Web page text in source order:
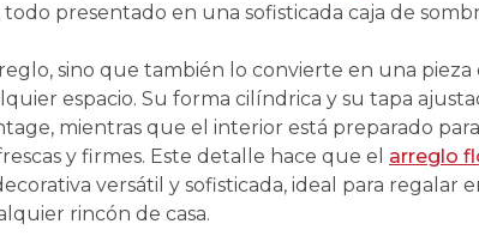
presentado en una sofisticada caja de
sino que también lo convierte en una pieza
espacio. Su forma cilíndrica y su tapa
mientras que el interior está preparado para
y firmes. Este detalle hace que el arreglo
versátil y sofisticada, ideal para regalar
rincón de casa.